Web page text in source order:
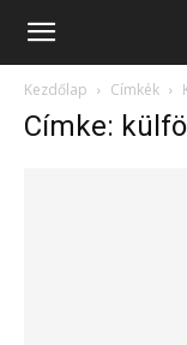
Kezdőlap Címkék
Címke: